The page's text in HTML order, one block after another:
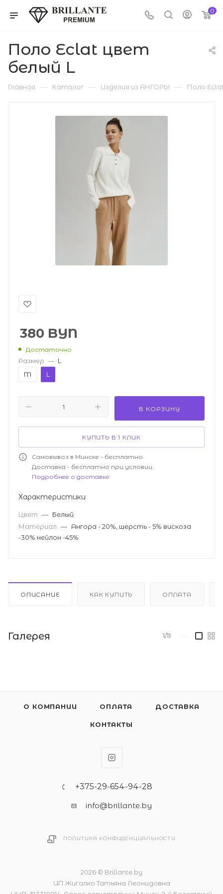
0
Поло Eclat цвет
белый L
Главная — Каталог — Изделия из АНГОРЫ — Поло
380 BYN
Достаточно
Размер — L
M
L
В КОРЗИНУ
КУПИТЬ В 1 КЛИК
Самовывоз в Минске - бесплатно.
Доставка - бесплатно при условии.
Подробнее о доставке
Характеристики
Цвет — Белый
Материал — Ангора - 20%, шерсть - 5% вискоза
-30% нейлон -45%
ОПИСАНИЕ КАК КУПИТЬ ОПЛАТА
Галерея 1/11
О КОМПАНИИ ОПЛАТА ДОСТАВКА
КОНТАКТЫ
+375-29-654-94-28
info@brillante.by
ПОЛИТИКА КОНФИДЕНЦИАЛЬНОСТИ
2026 © Brillante.by
ИП Жигалко Татьяна Леонидовна